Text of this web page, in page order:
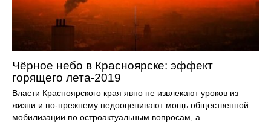
Чёрное небо в Красноярске: эффект
горящего лета-2019
Власти Красноярского края явно не извлекают уроков из
жизни и по-прежнему недооценивают мощь общественной
мобилизации по остроактуальным вопросам, а ...